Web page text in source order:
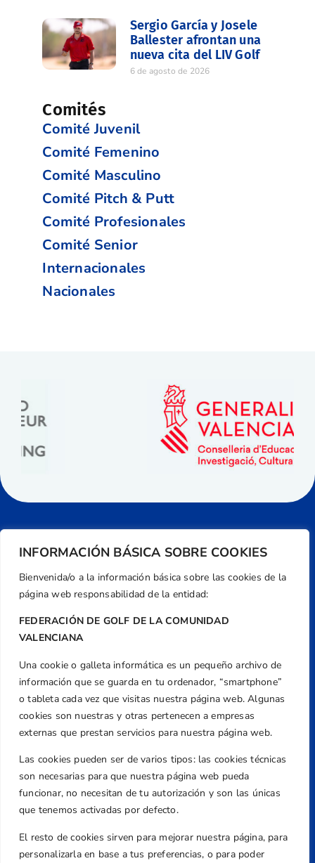
INFORMACIÓN BÁSICA SOBRE COOKIES
Bienvenida/o a la información básica sobre las cookies de la
página web responsabilidad de la entidad:
FEDERACIÓN DE GOLF DE LA COMUNIDAD
VALENCIANA
Una cookie o galleta informática es un pequeño archivo de
información que se guarda en tu ordenador, “smartphone”
o tableta cada vez que visitas nuestra página web. Algunas
cookies son nuestras y otras pertenecen a empresas
externas que prestan servicios para nuestra página web.
Las cookies pueden ser de varios tipos: las cookies técnicas
son necesarias para que nuestra página web pueda
funcionar, no necesitan de tu autorización y son las únicas
que tenemos activadas por defecto.
El resto de cookies sirven para mejorar nuestra página, para
personalizarla en base a tus preferencias, o para poder
Sergio García y Josele
Ballester afrontan una
nueva cita del LIV Golf
6 de agosto de 2026
Comités
Comité Juvenil
Comité Femenino
Comité Masculino
Comité Pitch & Putt
Comité Profesionales
Comité Senior
Internacionales
Nacionales
Dirección
Centre de L´Esport, Carrer d'Isaac Peral i
Caballero, Nº 5, Despachos 2 y 3, 46980,
Valencia
+34 961 367 799
Email
federacion@golfcv.com
Aviso Legal